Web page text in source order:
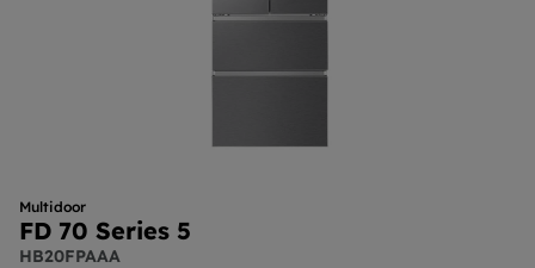
Multidoor
FD 70 Series 5
HB20FPAAA